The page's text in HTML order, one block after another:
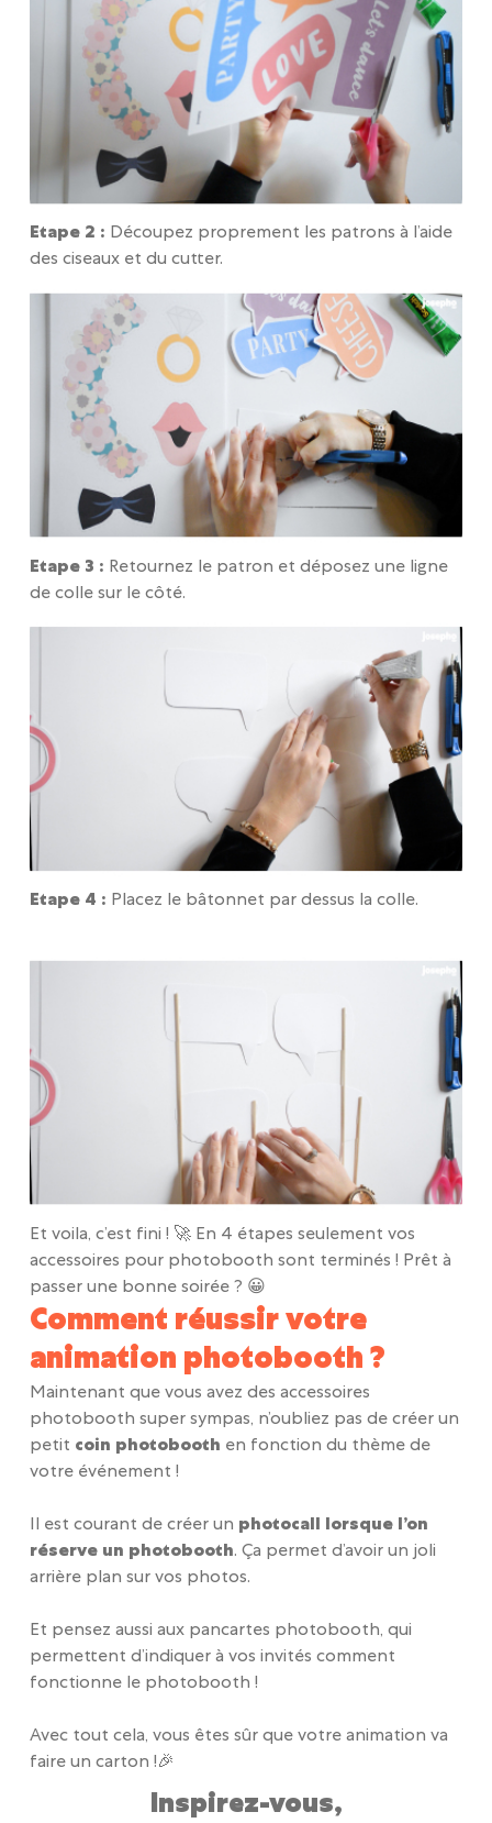
Etape 2 : Découpez proprement les patrons à l’aide
des ciseaux et du cutter.
Etape 3 : Retournez le patron et déposez une ligne
de colle sur le côté.
Etape 4 : Placez le bâtonnet par dessus la colle.
Et voila, c’est fini ! 🚀 En 4 étapes seulement vos
accessoires pour photobooth sont terminés ! Prêt à
passer une bonne soirée ? 😀
Comment réussir votre
animation photobooth ?
Maintenant que vous avez des accessoires
photobooth super sympas, n’oubliez pas de créer un
petit coin photobooth en fonction du thème de
votre événement !
Il est courant de créer un photocall lorsque l’on
réserve un photobooth. Ça permet d’avoir un joli
arrière plan sur vos photos.
Et pensez aussi aux pancartes photobooth, qui
permettent d’indiquer à vos invités comment
fonctionne le photobooth !
Avec tout cela, vous êtes sûr que votre animation va
faire un carton !🎉
Inspirez-vous,